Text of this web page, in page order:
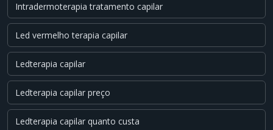
Intradermoterapia tratamento capilar
Led vermelho terapia capilar
Ledterapia capilar
Ledterapia capilar preço
Ledterapia capilar quanto custa